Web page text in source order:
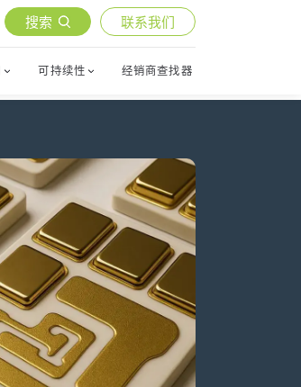
搜索 联系我们
可持续性 经销商查找器